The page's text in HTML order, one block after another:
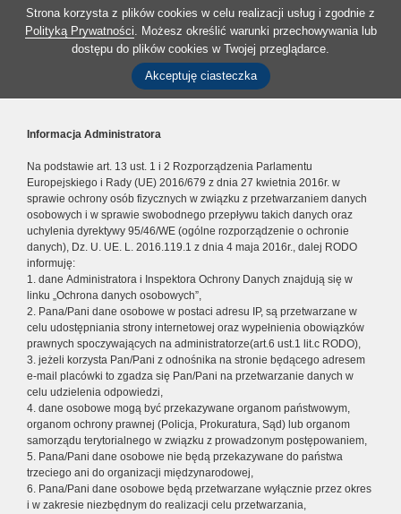
Strona korzysta z plików cookies w celu realizacji usług i zgodnie z
Polityką Prywatności. Możesz określić warunki przechowywania lub
dostępu do plików cookies w Twojej przeglądarce.
Akceptuję ciasteczka
Informacja Administratora
Na podstawie art. 13 ust. 1 i 2 Rozporządzenia Parlamentu
Europejskiego i Rady (UE) 2016/679 z dnia 27 kwietnia 2016r. w
sprawie ochrony osób fizycznych w związku z przetwarzaniem danych
osobowych i w sprawie swobodnego przepływu takich danych oraz
uchylenia dyrektywy 95/46/WE (ogólne rozporządzenie o ochronie
danych), Dz. U. UE. L. 2016.119.1 z dnia 4 maja 2016r., dalej RODO
informuję:
1. dane Administratora i Inspektora Ochrony Danych znajdują się w
linku „Ochrona danych osobowych”,
2. Pana/Pani dane osobowe w postaci adresu IP, są przetwarzane w
celu udostępniania strony internetowej oraz wypełnienia obowiązków
prawnych spoczywających na administratorze(art.6 ust.1 lit.c RODO),
3. jeżeli korzysta Pan/Pani z odnośnika na stronie będącego adresem
e-mail placówki to zgadza się Pan/Pani na przetwarzanie danych w
celu udzielenia odpowiedzi,
4. dane osobowe mogą być przekazywane organom państwowym,
organom ochrony prawnej (Policja, Prokuratura, Sąd) lub organom
samorządu terytorialnego w związku z prowadzonym postępowaniem,
5. Pana/Pani dane osobowe nie będą przekazywane do państwa
trzeciego ani do organizacji międzynarodowej,
6. Pana/Pani dane osobowe będą przetwarzane wyłącznie przez okres
i w zakresie niezbędnym do realizacji celu przetwarzania,